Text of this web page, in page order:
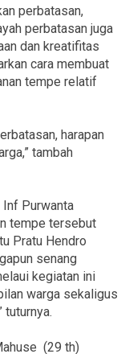
perbatasan,
perbatasan juga
dan kreatifitas
cara membuat
tempe relatif
harapan
tambah
Purwanta
tempe tersebut
Pratu Hendro
senang
kegiatan ini
warga sekaligus
tuturnya.
(29 th)